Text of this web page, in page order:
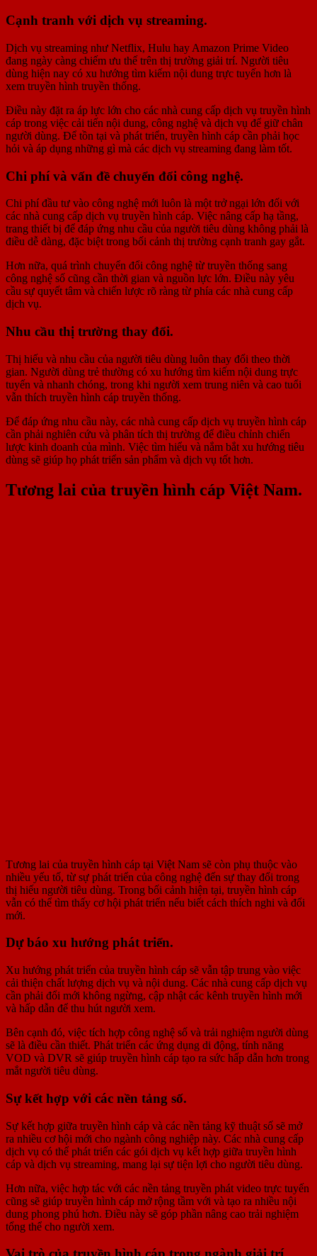
Cạnh tranh với dịch vụ streaming.
Dịch vụ streaming như Netflix, Hulu hay Amazon Prime Video
đang ngày càng chiếm ưu thế trên thị trường giải trí. Người tiêu
dùng hiện nay có xu hướng tìm kiếm nội dung trực tuyến hơn là
xem truyền hình truyền thống.
Điều này đặt ra áp lực lớn cho các nhà cung cấp dịch vụ truyền hình
cáp trong việc cải tiến nội dung, công nghệ và dịch vụ để giữ chân
người dùng. Để tồn tại và phát triển, truyền hình cáp cần phải học
hỏi và áp dụng những gì mà các dịch vụ streaming đang làm tốt.
Chi phí và vấn đề chuyển đổi công nghệ.
Chi phí đầu tư vào công nghệ mới luôn là một trở ngại lớn đối với
các nhà cung cấp dịch vụ truyền hình cáp. Việc nâng cấp hạ tầng,
trang thiết bị để đáp ứng nhu cầu của người tiêu dùng không phải là
điều dễ dàng, đặc biệt trong bối cảnh thị trường cạnh tranh gay gắt.
Hơn nữa, quá trình chuyển đổi công nghệ từ truyền thống sang
công nghệ số cũng cần thời gian và nguồn lực lớn. Điều này yêu
cầu sự quyết tâm và chiến lược rõ ràng từ phía các nhà cung cấp
dịch vụ.
Nhu cầu thị trường thay đổi.
Thị hiếu và nhu cầu của người tiêu dùng luôn thay đổi theo thời
gian. Người dùng trẻ thường có xu hướng tìm kiếm nội dung trực
tuyến và nhanh chóng, trong khi người xem trung niên và cao tuổi
vẫn thích truyền hình cáp truyền thống.
Để đáp ứng nhu cầu này, các nhà cung cấp dịch vụ truyền hình cáp
cần phải nghiên cứu và phân tích thị trường để điều chỉnh chiến
lược kinh doanh của mình. Việc tìm hiểu và nắm bắt xu hướng tiêu
dùng sẽ giúp họ phát triển sản phẩm và dịch vụ tốt hơn.
Tương lai của truyền hình cáp Việt Nam.
Tương lai của truyền hình cáp tại Việt Nam sẽ còn phụ thuộc vào
nhiều yếu tố, từ sự phát triển của công nghệ đến sự thay đổi trong
thị hiếu người tiêu dùng. Trong bối cảnh hiện tại, truyền hình cáp
vẫn có thể tìm thấy cơ hội phát triển nếu biết cách thích nghi và đổi
mới.
Dự báo xu hướng phát triển.
Xu hướng phát triển của truyền hình cáp sẽ vẫn tập trung vào việc
cải thiện chất lượng dịch vụ và nội dung. Các nhà cung cấp dịch vụ
cần phải đổi mới không ngừng, cập nhật các kênh truyền hình mới
và hấp dẫn để thu hút người xem.
Bên cạnh đó, việc tích hợp công nghệ số và trải nghiệm người dùng
sẽ là điều cần thiết. Phát triển các ứng dụng di động, tính năng
VOD và DVR sẽ giúp truyền hình cáp tạo ra sức hấp dẫn hơn trong
mắt người tiêu dùng.
Sự kết hợp với các nền tảng số.
Sự kết hợp giữa truyền hình cáp và các nền tảng kỹ thuật số sẽ mở
ra nhiều cơ hội mới cho ngành công nghiệp này. Các nhà cung cấp
dịch vụ có thể phát triển các gói dịch vụ kết hợp giữa truyền hình
cáp và dịch vụ streaming, mang lại sự tiện lợi cho người tiêu dùng.
Hơn nữa, việc hợp tác với các nền tảng truyền phát video trực tuyến
cũng sẽ giúp truyền hình cáp mở rộng tầm với và tạo ra nhiều nội
dung phong phú hơn. Điều này sẽ góp phần nâng cao trải nghiệm
tổng thể cho người xem.